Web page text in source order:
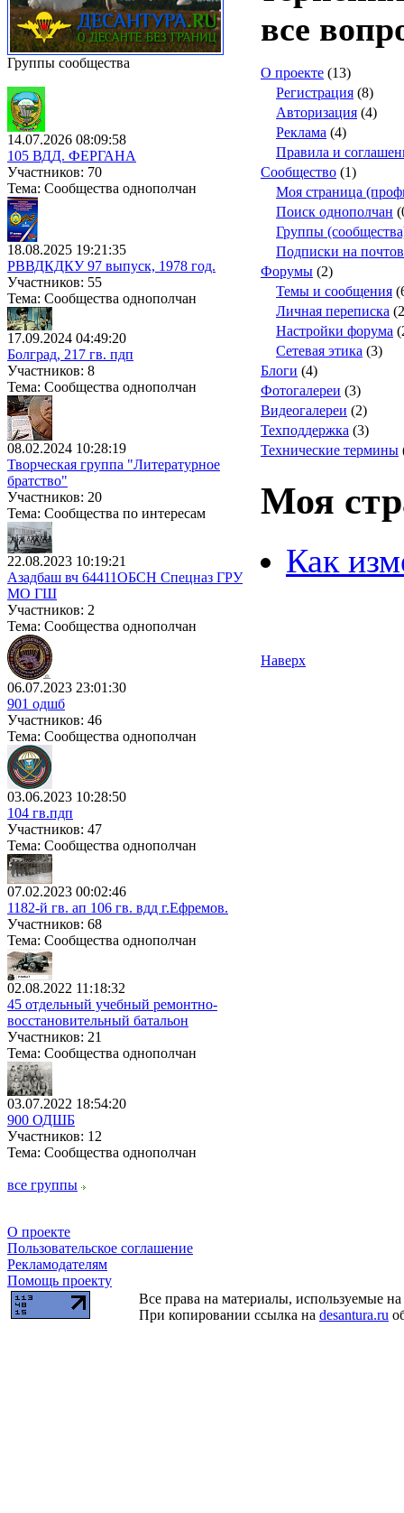
Группы сообщества
14.07.2026 08:09:58
105 ВДД. ФЕРГАНА
Участников: 70
Тема: Сообщества однополчан
18.08.2025 19:21:35
РВВДКДКУ 97 выпуск, 1978 год.
Участников: 55
Тема: Сообщества однополчан
17.09.2024 04:49:20
Болград, 217 гв. пдп
Участников: 8
Тема: Сообщества однополчан
08.02.2024 10:28:19
Творческая группа "Литературное
братство"
Участников: 20
Тема: Сообщества по интересам
22.08.2023 10:19:21
Азадбаш вч 64411ОБСН Спецназ ГРУ
МО ГШ
Участников: 2
Тема: Сообщества однополчан
06.07.2023 23:01:30
901 одшб
Участников: 46
Тема: Сообщества однополчан
03.06.2023 10:28:50
104 гв.пдп
Участников: 47
Тема: Сообщества однополчан
07.02.2023 00:02:46
1182-й гв. ап 106 гв. вдд г.Ефремов.
Участников: 68
Тема: Сообщества однополчан
02.08.2022 11:18:32
45 отдельный учебный ремонтно-
восстановительный батальон
Участников: 21
Тема: Сообщества однополчан
03.07.2022 18:54:20
900 ОДШБ
Участников: 12
Тема: Сообщества однополчан
все группы
О проекте
Пользовательское соглашение
Рекламодателям
Помощь проекту
все
О проекте (13)
Регистрация (8)
Авторизация (4)
Реклама (4)
Правила и
Сообщество (1)
Моя страница
Поиск однополчан
Группы
Подписки на
Форумы (2)
Темы и сообщения
Личная переписка
Настройки форума
Сетевая этика (3)
Блоги (4)
Фотогалереи (3)
Видеогалереи (2)
Техподдержка (3)
Технические термины
Моя
Как
Наверх
Все права на материалы, используемые
При копировании ссылка на desantura.ru